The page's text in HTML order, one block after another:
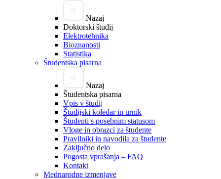
Nazaj
Doktorski študij
Elektrotehnika
Bioznanosti
Statistika
Študentska pisarna
Nazaj
Študentska pisarna
Vpis v študij
Študijski koledar in urnik
Študenti s posebnim statusom
Vloge in obrazci za študente
Pravilniki in navodila za študente
Zaključno delo
Pogosta vprašanja – FAQ
Kontakt
Mednarodne izmenjave